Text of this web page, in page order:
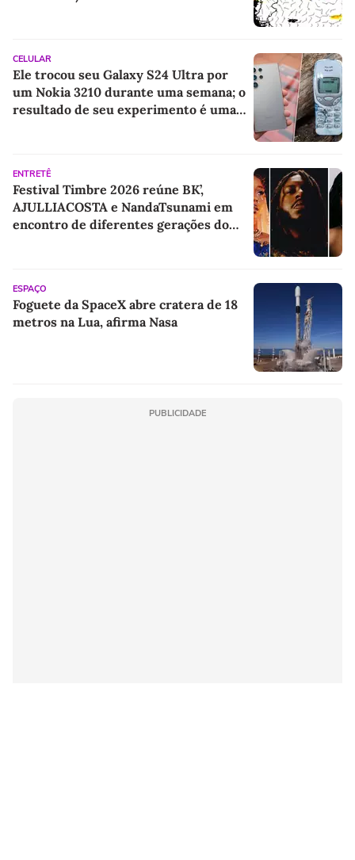
CELULAR
Ele trocou seu Galaxy S24 Ultra por
um Nokia 3210 durante uma semana; o
resultado de seu experimento é uma
ENTRETÊ
Festival Timbre 2026 reúne BK’,
AJULLIACOSTA e NandaTsunami em
encontro de diferentes gerações do
ESPAÇO
Foguete da SpaceX abre cratera de 18
metros na Lua, afirma Nasa
PUBLICIDADE